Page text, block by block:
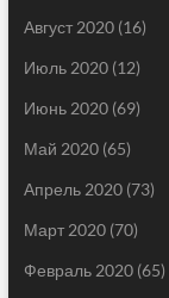
Август 2020(16)
Июль 2020(12)
Июнь 2020(69)
Май 2020(65)
Апрель 2020(73)
Март 2020(70)
Февраль 2020(65)